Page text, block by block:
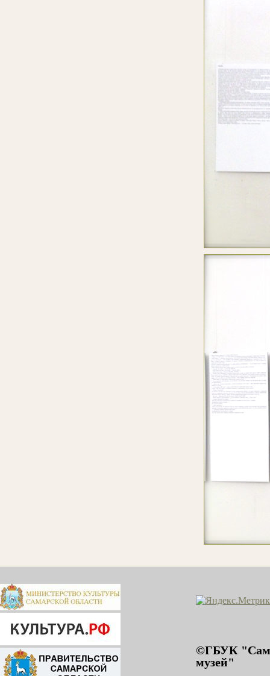
©ГБУК
музей"